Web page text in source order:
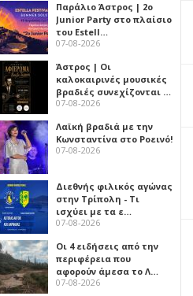
Παράλιο Άστρος | 2ο
Junior Party στο πλαίσιο
του Estell…
07-08-2026
Άστρος | Οι
καλοκαιρινές μουσικές
βραδιές συνεχίζονται …
07-08-2026
Λαϊκή βραδιά με την
Κωνσταντίνα στο Ροεινό!
07-08-2026
Διεθνής φιλικός αγώνας
στην Τρίπολη - Τι
ισχύει με τα ε…
07-08-2026
Οι 4 ειδήσεις από την
περιφέρεια που
αφορούν άμεσα το Λ…
07-08-2026